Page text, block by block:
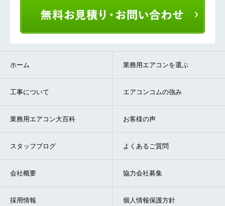
ホーム 業務用エアコンを選ぶ
工事について エアコンコムの強み
業務用エアコン大百科 お客様の声
スタッフブログ よくあるご質問
会社概要 協力会社募集
採用情報 個人情報保護方針